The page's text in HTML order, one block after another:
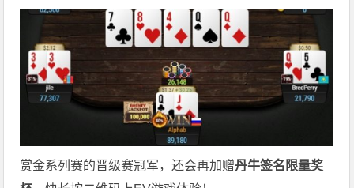
赏金系列赛的晋级赛冠军，还会再加赠丹牛签名限量奖